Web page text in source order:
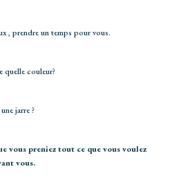
, prendre un temps pour vous.
quelle couleur?
jarre ?
vous preniez tout ce que vous voulez
vous.